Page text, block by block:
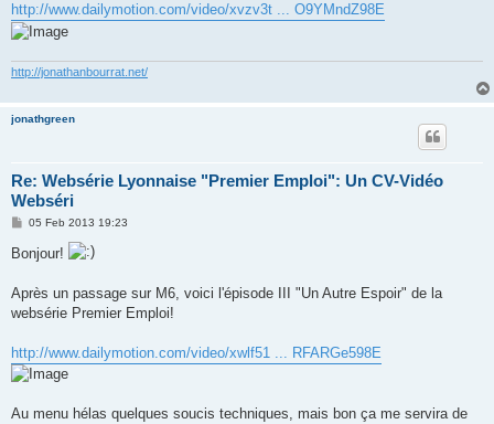
http://www.dailymotion.com/video/xvzv3t ... O9YMndZ98E
http://jonathanbourrat.net/
jonathgreen
Re: Websérie Lyonnaise "Premier Emploi": Un CV-Vidéo
Webséri
P
t
05 Feb 2013 19:23
Bonjour!
Après un passage sur M6, voici l'épisode III "Un Autre Espoir" de la
websérie Premier Emploi!
http://www.dailymotion.com/video/xwlf51 ... RFARGe598E
Au menu hélas quelques soucis techniques, mais bon ça me servira de